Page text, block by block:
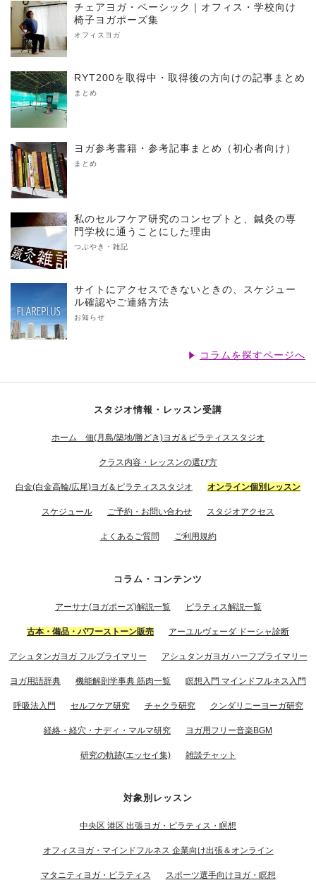
チェアヨガ・ベーシック｜オフィス・学校向け
椅子ヨガポーズ集
オフィスヨガ
RYT200を取得中・取得後の方向けの記事まとめ
まとめ
ヨガ参考書籍・参考記事まとめ（初心者向け）
まとめ
私のセルフケア研究のコンセプトと、鍼灸の専
門学校に通うことにした理由
つぶやき・雑記
サイトにアクセスできないときの、スケジュー
ル確認やご連絡方法
お知らせ
コラムを探すページへ
スタジオ情報・レッスン受講
ホーム 佃(月島/築地/勝どき)ヨガ＆ピラティススタジオ
クラス内容・レッスンの選び方
白金(白金高輪/広尾)ヨガ＆ピラティススタジオ オンライン個別レッスン
スケジュール ご予約・お問い合わせ スタジオアクセス
よくあるご質問 ご利用規約
コラム・コンテンツ
アーサナ(ヨガポーズ)解説一覧 ピラティス解説一覧
古本・備品・パワーストーン販売 アーユルヴェーダ ドーシャ診断
アシュタンガヨガ フルプライマリー アシュタンガヨガ ハーフプライマリー
ヨガ用語辞典 機能解剖学事典 筋肉一覧 瞑想入門 マインドフルネス入門
呼吸法入門 セルフケア研究 チャクラ研究 クンダリニーヨーガ研究
経絡・経穴・ナディ・マルマ研究 ヨガ用フリー音楽BGM
研究の軌跡(エッセイ集) 雑談チャット
対象別レッスン
中央区 港区 出張ヨガ・ピラティス・瞑想
オフィスヨガ・マインドフルネス 企業向け出張＆オンライン
マタニティヨガ・ピラティス スポーツ選手向けヨガ・瞑想